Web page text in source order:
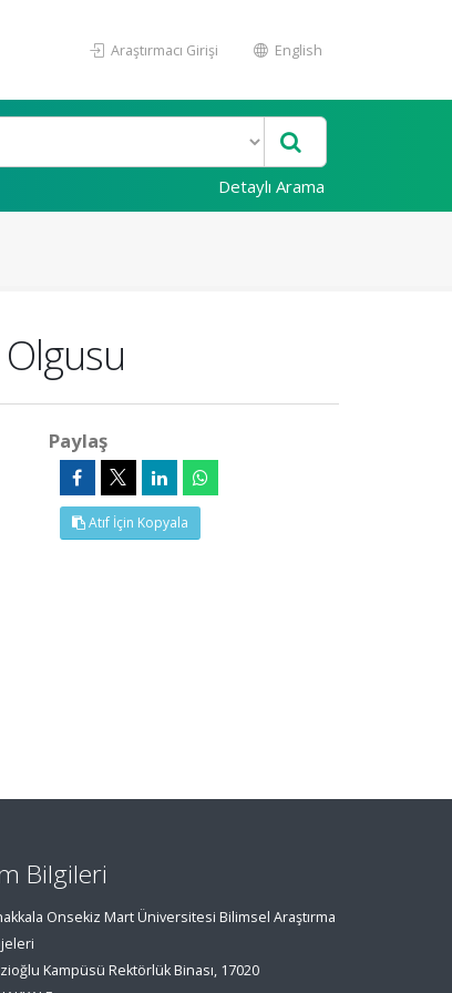
Araştırmacı Girişi English
Detaylı Arama
Paylaş
Atıf İçin Kopyala
Bilgileri
Onsekiz Mart Üniversitesi Bilimsel Araştırma
Kampüsü Rektörlük Binası, 17020